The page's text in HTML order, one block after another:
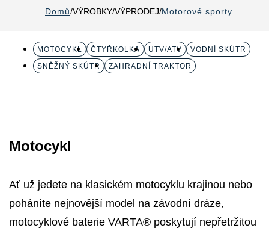
Domů VÝROBKY VÝPRODEJ Motorové sporty
MOTOCYKL ČTYŘKOLKA UTV/ATV
VODNÍ SKÚTR
SNĚŽNÝ SKÚTR
ZAHRADNÍ TRAKTOR
Motocykl
Ať už jedete na klasickém motocyklu krajinou nebo
poháníte nejnovější model na závodní dráze,
motocyklové baterie VARTA® poskytují nepřetržitou